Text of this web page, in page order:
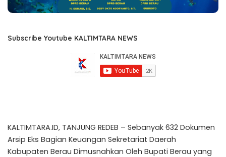
Subscribe Youtube KALTIMTARA NEWS
KALTIMTARA.ID, TANJUNG REDEB – Sebanyak 632 Dokumen
Arsip Eks Bagian Keuangan Sekretariat Daerah
Kabupaten Berau Dimusnahkan Oleh Bupati Berau yang